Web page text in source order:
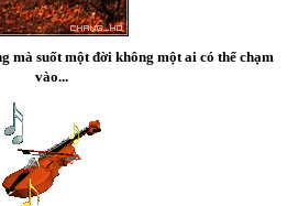
mà suốt một đời không một ai có thể chạm
vào...